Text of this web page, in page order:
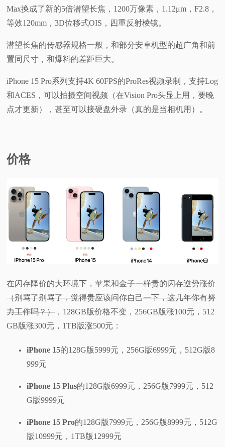
Max换成了新的5倍潜望长焦，1200万像素，1.12μm，F2.8，
等效120mm，3D位移式OIS，四重反射棱镜。
潜望长焦的传感器规格一般，和部分安卓机型的超广角和前
置同尺寸，和爆料的差距巨大。
iPhone 15 Pro系列支持4K 60FPS的ProRes视频录制，支持Log
和ACES，可以拍摄空间视频（在Vision Pro头显上用，要晚
点才更新），甚至可以接硬盘外录（真的是当相机用）。
价格
在闪存降价的大环境下，苹果和金子一样贵的闪存逆势涨价
（别骂了别骂了，觉得贵应该问你自己一下，这几年你有努
力工作吗？），128GB版价格不变，256GB版涨100元，512
GB版涨300元，1TB版涨500元：
iPhone 15的128G版5999元，256G版6999元，512G版8
999元
iPhone 15 Plus的128G版6999元，256G版7999元，512
G版9999元
iPhone 15 Pro的128G版7999元，256G版8999元，512G
版10999元，1TB版12999元